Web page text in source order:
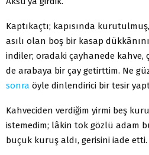
Kaptıkaçtı; kapısında
asılı olan boş bir kasap
indiler; oradaki çayhanede kahve,
de arabaya bir çay getirttim. Ne
sonra öyle dinlendirici bir tesir
Kahveciden verdiğim yirmi beş
istemedim; lâkin tok gözlü adam
buçuk kuruş aldı, gerisini iade etti.